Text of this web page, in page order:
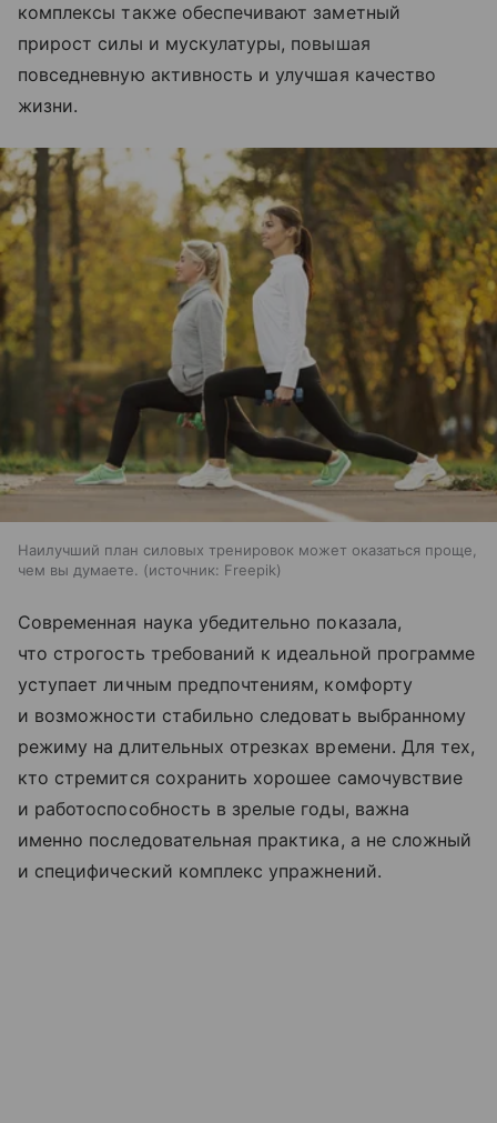
комплексы также обеспечивают заметный
прирост силы и мускулатуры, повышая
повседневную активность и улучшая качество
жизни.
Наилучший план силовых тренировок может оказаться проще,
чем вы думаете.
источник: Freepik
Современная наука убедительно показала,
что строгость требований к идеальной программе
уступает личным предпочтениям, комфорту
и возможности стабильно следовать выбранному
режиму на длительных отрезках времени. Для тех,
кто стремится сохранить хорошее самочувствие
и работоспособность в зрелые годы, важна
именно последовательная практика, а не сложный
и специфический комплекс упражнений.